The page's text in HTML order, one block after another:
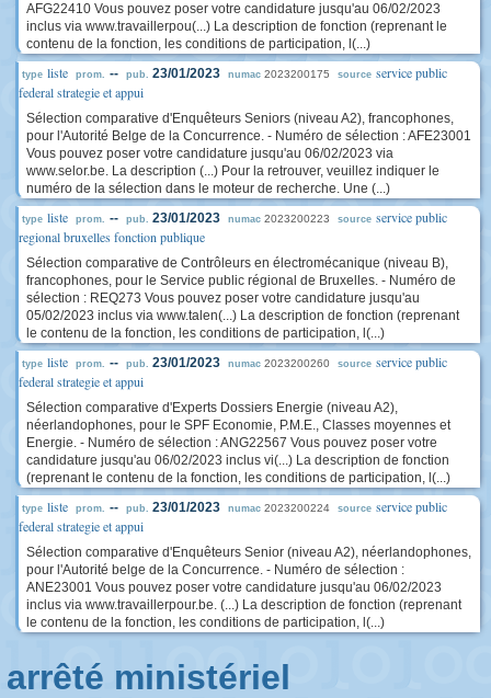
AFG22410 Vous pouvez poser votre candidature jusqu'au 06/02/2023
inclus via www.travaillerpou(...) La description de fonction (reprenant le
contenu de la fonction, les conditions de participation, l(...)
type liste prom. -- pub. 23/01/2023 numac 2023200175 source service public
federal strategie et appui
Sélection comparative d'Enquêteurs Seniors (niveau A2), francophones,
pour l'Autorité Belge de la Concurrence. - Numéro de sélection : AFE23001
Vous pouvez poser votre candidature jusqu'au 06/02/2023 via
www.selor.be. La description (...) Pour la retrouver, veuillez indiquer le
numéro de la sélection dans le moteur de recherche. Une (...)
type liste prom. -- pub. 23/01/2023 numac 2023200223 source service public
regional bruxelles fonction publique
Sélection comparative de Contrôleurs en électromécanique (niveau B),
francophones, pour le Service public régional de Bruxelles. - Numéro de
sélection : REQ273 Vous pouvez poser votre candidature jusqu'au
05/02/2023 inclus via www.talen(...) La description de fonction (reprenant
le contenu de la fonction, les conditions de participation, l(...)
type liste prom. -- pub. 23/01/2023 numac 2023200260 source service public
federal strategie et appui
Sélection comparative d'Experts Dossiers Energie (niveau A2),
néerlandophones, pour le SPF Economie, P.M.E., Classes moyennes et
Energie. - Numéro de sélection : ANG22567 Vous pouvez poser votre
candidature jusqu'au 06/02/2023 inclus vi(...) La description de fonction
(reprenant le contenu de la fonction, les conditions de participation, l(...)
type liste prom. -- pub. 23/01/2023 numac 2023200224 source service public
federal strategie et appui
Sélection comparative d'Enquêteurs Senior (niveau A2), néerlandophones,
pour l'Autorité belge de la Concurrence. - Numéro de sélection :
ANE23001 Vous pouvez poser votre candidature jusqu'au 06/02/2023
inclus via www.travaillerpour.be. (...) La description de fonction (reprenant
le contenu de la fonction, les conditions de participation, l(...)
arrêté ministériel